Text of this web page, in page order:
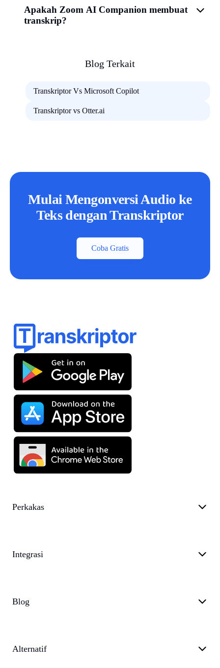
Apakah Zoom AI Companion membuat
transkrip?
Blog Terkait
Transkriptor Vs Microsoft Copilot
Transkriptor vs Otter.ai
Mulai Mengonversi Audio ke
Teks dengan Transkriptor
Coba Gratis
Perkakas
Integrasi
Blog
Alternatif